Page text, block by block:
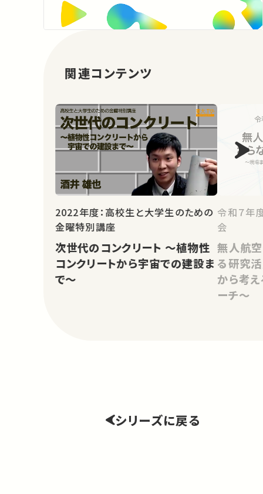
関連コンテンツ
2022年度：高校生と大学生のための
金曜特別講座
次世代のコンクリート ～植物性
コンクリートから宇宙での建設ま
で～
令和７年
会
無人航空
る研究
から考
ーチ～
シリーズに戻る